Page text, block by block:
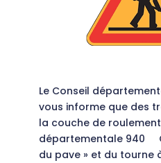
Le Conseil
vous informe que des
la couche de
départementale 940
du pave » et du tourne